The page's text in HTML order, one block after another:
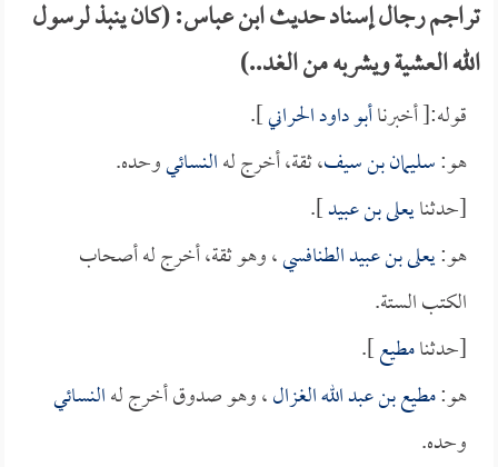
تراجم رجال إسناد حديث ابن عباس: (كان ينبذ لرسول
الله العشية ويشربه من الغد..)
قوله:[ أخبرناأبو داود الحراني].
هو:سليمان بن سيف، ثقة، أخرج لهالنسائيوحده.
[حدثنايعلى بن عبيد].
هو:يعلى بن عبيد الطنافسي، وهو ثقة، أخرج له أصحاب
الكتب الستة.
[حدثنامطيع].
هو:مطيع بن عبد الله الغزال، وهو صدوق أخرج لهالنسائي
وحده.